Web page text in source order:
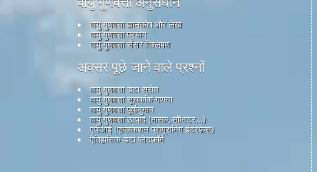
वायु गुणवत्ता ज्ञानकोष और लेख
वायु गुणवत्ता प्रयोग
वायु गुणवत्ता सेंसर विश्लेषण
अक्सर पूछे जाने वाले प्रश्नों
वायु गुणवत्ता डेटा स्रोत
वायु गुणवत्ता सूचकांक गणना
वायु गुणवत्ता पूर्वानुमान
वायु गुणवत्ता उत्पाद (मास्क, मॉनिटर...)
एपीआई (एप्लिकेशन प्रोग्रामिंग इंटरफ़ेस)
ऐतिहासिक डेटा प्लेटफ़ॉर्म